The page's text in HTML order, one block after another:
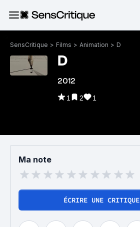
SensCritique > Films > Animation > D
D
2012
1 2 1
Ma note
ÉCRIRE UNE CRITIQUE